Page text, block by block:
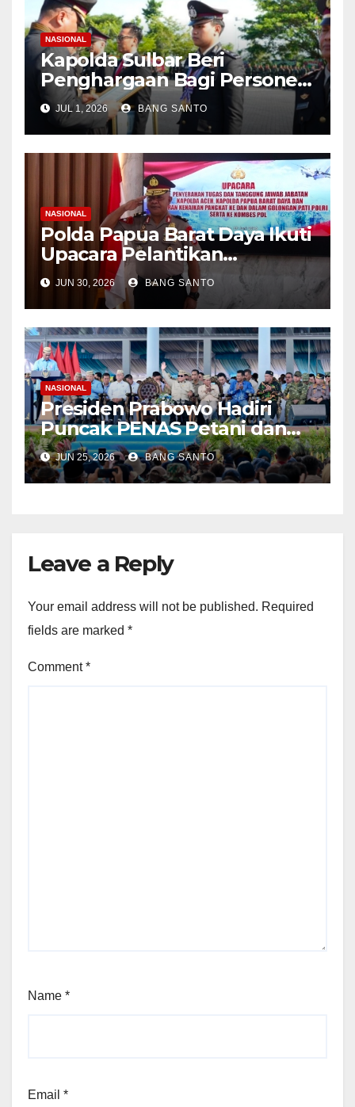
NASIONAL
Kapolda Sulbar Beri
Penghargaan Bagi Personel
Berprestasi, Kado Hari
Bhayangkara ke-80
PolriDaerahPeristiwa
JUL 1, 2026 BANG SANTO
NASIONAL
Polda Papua Barat Daya Ikuti
Upacara Pelantikan
Kenaikan Pangkat Lewat
Virtual, Kombes Pol. Semmy
Ronny Thabaa Resmi
Sandang Pangkat Brigadir
Jenderal
JUN 30, 2026 BANG SANTO
NASIONAL
Presiden Prabowo Hadiri
Puncak PENAS Petani dan
Nelayan XVII Tahun 2026 di
Gorontalo
JUN 25, 2026 BANG SANTO
Leave a Reply
Your email address will not be published. Required
fields are marked *
Comment*
Name *
Email *